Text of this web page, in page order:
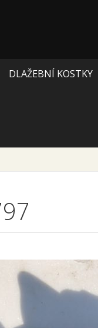
DLAŽEBNÍ KOSTKY